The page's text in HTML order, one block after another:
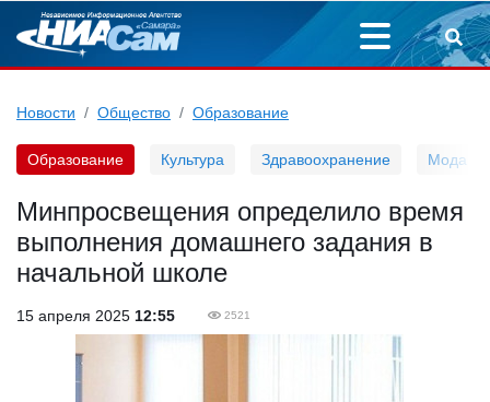
Новости Общество Образование
Образование Культура Здравоохранение Мода
Минпросвещения определило время
выполнения домашнего задания в
начальной школе
15 апреля 2025 12:55 2521